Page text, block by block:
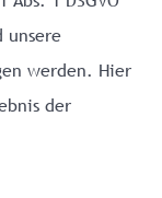
unsere
werden. Hier
der